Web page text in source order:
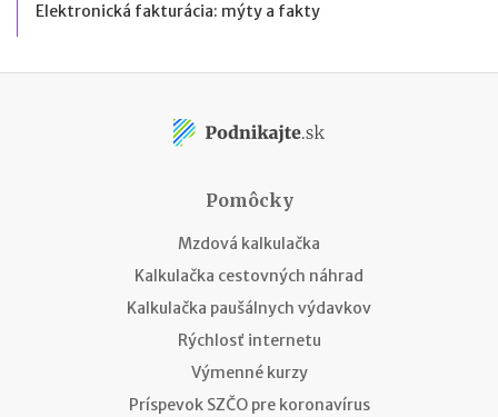
Elektronická fakturácia: mýty a fakty
Pomôcky
Mzdová kalkulačka
Kalkulačka cestovných náhrad
Kalkulačka paušálnych výdavkov
Rýchlosť internetu
Výmenné kurzy
Príspevok SZČO pre koronavírus